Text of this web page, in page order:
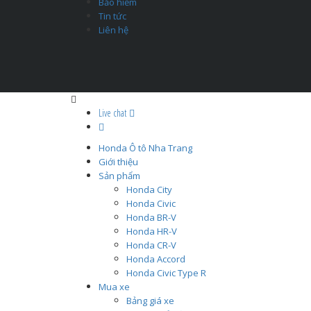
Tin tức
Liên hệ
Live chat
Honda Ô tô Nha Trang
Giới thiệu
Sản phẩm
Honda City
Honda Civic
Honda BR-V
Honda HR-V
Honda CR-V
Honda Accord
Honda Civic Type R
Mua xe
Bảng giá xe